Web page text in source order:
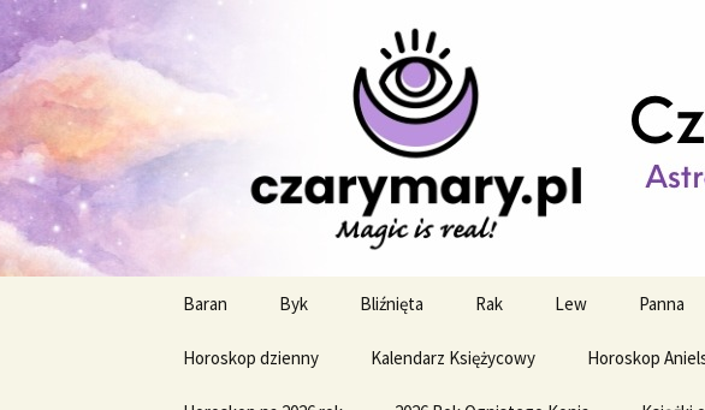
CzaroMarowy
miesięczny i
Profesjonalne przepowiednie astrologiczne
treści
Baran Byk Bliźnięta Rak Lew Panna
Horoskop dzienny Kalendarz Księżycowy Horoskop